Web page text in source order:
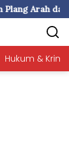
dan
Hukum &